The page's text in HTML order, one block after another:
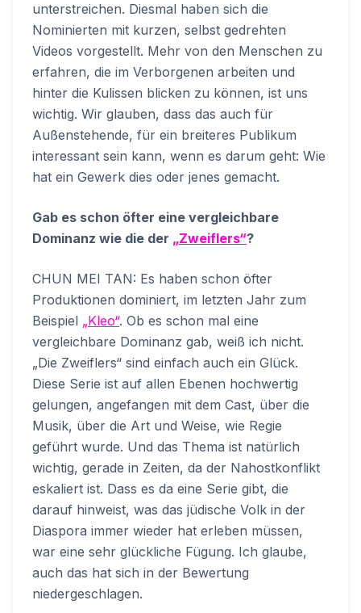
unterstreichen. Diesmal haben sich die
Nominierten mit kurzen, selbst gedrehten
Videos vorgestellt. Mehr von den Menschen zu
erfahren, die im Verborgenen arbeiten und
hinter die Kulissen blicken zu können, ist uns
wichtig. Wir glauben, dass das auch für
Außenstehende, für ein breiteres Publikum
interessant sein kann, wenn es darum geht: Wie
hat ein Gewerk dies oder jenes gemacht.
Gab es schon öfter eine vergleichbare
Dominanz wie die der „Zweiflers“?
CHUN MEI TAN: Es haben schon öfter
Produktionen dominiert, im letzten Jahr zum
Beispiel „Kleo“. Ob es schon mal eine
vergleichbare Dominanz gab, weiß ich nicht.
„Die Zweiflers“ sind einfach auch ein Glück.
Diese Serie ist auf allen Ebenen hochwertig
gelungen, angefangen mit dem Cast, über die
Musik, über die Art und Weise, wie Regie
geführt wurde. Und das Thema ist natürlich
wichtig, gerade in Zeiten, da der Nahostkonflikt
eskaliert ist. Dass es da eine Serie gibt, die
darauf hinweist, was das jüdische Volk in der
Diaspora immer wieder hat erleben müssen,
war eine sehr glückliche Fügung. Ich glaube,
auch das hat sich in der Bewertung
niedergeschlagen.